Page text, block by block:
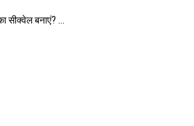
बनाएं? ...